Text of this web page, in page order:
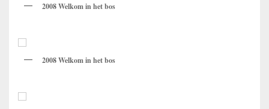
2008 Welkom in het bos
2008 Welkom in het bos